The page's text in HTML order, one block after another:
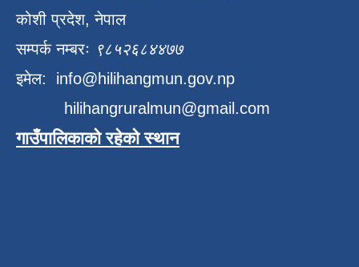
कोशी प्रदेश, नेपाल
सम्पर्क नम्बरः ९८५२६८४४७७
इमेल: info@hilihangmun.gov.np
hilihangruralmun@gmail.com
गाउँपालिकाको रहेको स्थान